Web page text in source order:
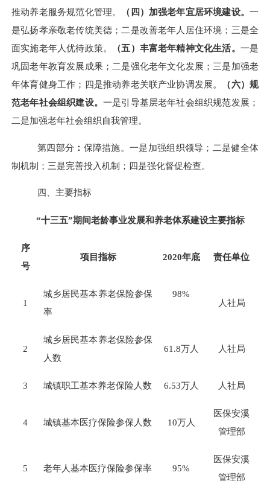
推动养老服务规范化管理。 （四）加强老年宜居环境建设。一
是弘扬孝亲敬老传统美德；二是改善老年人居住环境； 三是全
面实施老年人优待政策。
（五）丰富老年精神文化生活。 一是
巩固老年教育发展成果；二是强化老年文化发展 ； 三是加强老
年体育健身工作；四是推动养老关联产业协调发展。
（六）规
范老年社会组织建设。 一是引导基层老年社会组织规范发展；
二是加强老年社会组织自我管理。
第四部分 ： 保障措施。一是加强组织领导；二是健全体
制机制； 三是完善投入机制；四是强化督促检查。
四、主要指标
“十三五”期间老龄事业发展和养老体系建设主要指标
序
号
项目指标 2020年底 责任单位
1
城乡居民基本养老保险参保
率
98%
人社局
2
城乡居民基本养老保险参保
人数
61.8万人 人社局
3 城镇职工基本养老保险人数 6.53万人 人社局
4 城镇基本医疗保险参保人数 10万人
医保安溪
管理部
5 老年人基本医疗保险参保率 95%
医保安溪
管理部